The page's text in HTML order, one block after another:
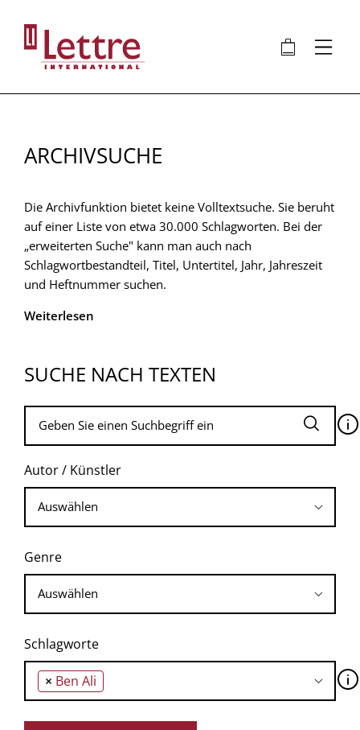
Inhalt
🛍 ⋮
ARCHIVSUCHE
Die Archivfunktion bietet keine Volltextsuche. Sie beruht
auf einer Liste von etwa 30.000 Schlagworten. Bei der
„erweiterten Suche" kann man auch nach
Schlagwortbestandteil, Titel, Untertitel, Jahr, Jahreszeit
und Heftnummer suchen.
Weiterlesen
SUCHE NACH TEXTEN
🛈
Autor / Künstler
Genre
Schlagworte
× Ben Ali 🛈